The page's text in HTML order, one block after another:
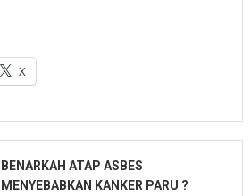
X
BENARKAH ATAP ASBES
MENYEBABKAN KANKER PARU ?